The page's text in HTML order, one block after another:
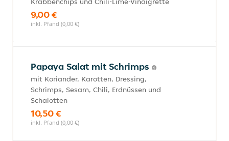
9,00 €
inkl. Pfand (0,00 €)
Papaya Salat mit Schrimps
mit Koriander, Karotten, Dressing,
Schrimps, Sesam, Chili, Erdnüssen und
Schalotten
10,50 €
inkl. Pfand (0,00 €)